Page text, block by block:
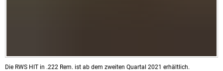
Die RWS HIT in .222 Rem. ist ab dem zweiten Quartal 2021 erhältlich.